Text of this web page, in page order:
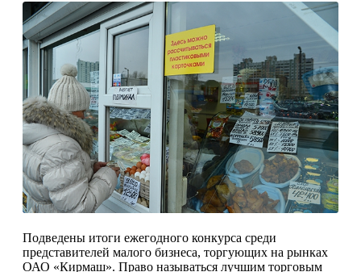
Подведены итоги ежегодного конкурса среди
представителей малого бизнеса, торгующих на рынках
ОАО «Кирмаш». Право называться лучшим торговым